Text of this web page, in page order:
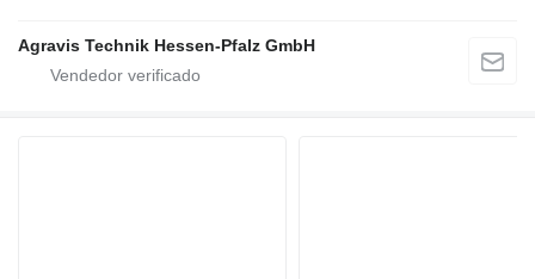
Agravis Technik Hessen-Pfalz GmbH